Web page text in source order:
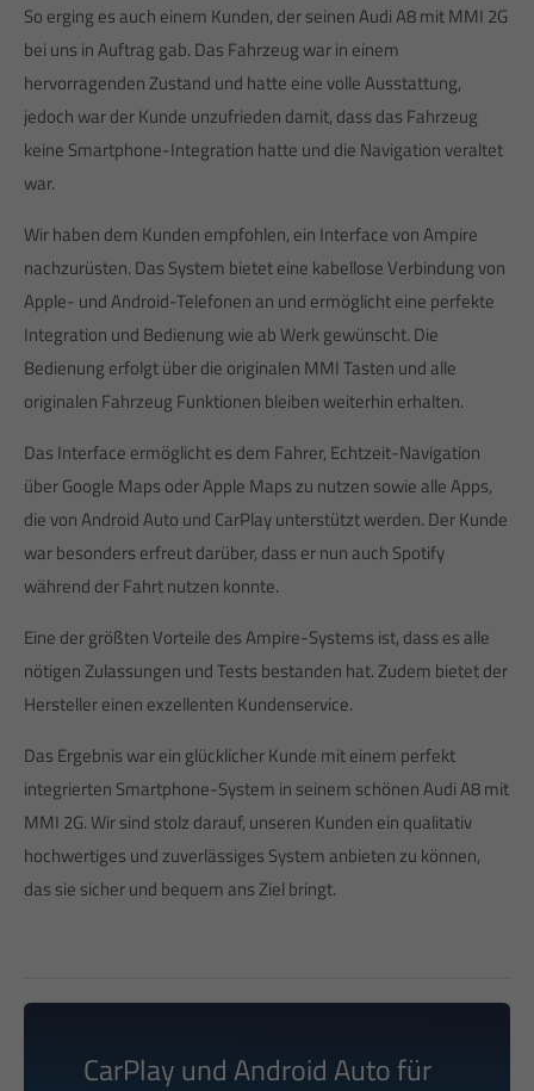
So erging es auch einem Kunden, der seinen Audi A8 mit MMI 2G
bei uns in Auftrag gab. Das Fahrzeug war in einem
hervorragenden Zustand und hatte eine volle Ausstattung,
jedoch war der Kunde unzufrieden damit, dass das Fahrzeug
keine Smartphone-Integration hatte und die Navigation veraltet
war.
Wir haben dem Kunden empfohlen, ein Interface von Ampire
nachzurüsten. Das System bietet eine kabellose Verbindung von
Apple- und Android-Telefonen an und ermöglicht eine perfekte
Integration und Bedienung wie ab Werk gewünscht. Die
Bedienung erfolgt über die originalen MMI Tasten und alle
originalen Fahrzeug Funktionen bleiben weiterhin erhalten.
Das Interface ermöglicht es dem Fahrer, Echtzeit-Navigation
über Google Maps oder Apple Maps zu nutzen sowie alle Apps,
die von Android Auto und CarPlay unterstützt werden. Der Kunde
war besonders erfreut darüber, dass er nun auch Spotify
während der Fahrt nutzen konnte.
Eine der größten Vorteile des Ampire-Systems ist, dass es alle
nötigen Zulassungen und Tests bestanden hat. Zudem bietet der
Hersteller einen exzellenten Kundenservice.
Das Ergebnis war ein glücklicher Kunde mit einem perfekt
integrierten Smartphone-System in seinem schönen Audi A8 mit
MMI 2G. Wir sind stolz darauf, unseren Kunden ein qualitativ
hochwertiges und zuverlässiges System anbieten zu können,
das sie sicher und bequem ans Ziel bringt.
CarPlay und Android Auto für